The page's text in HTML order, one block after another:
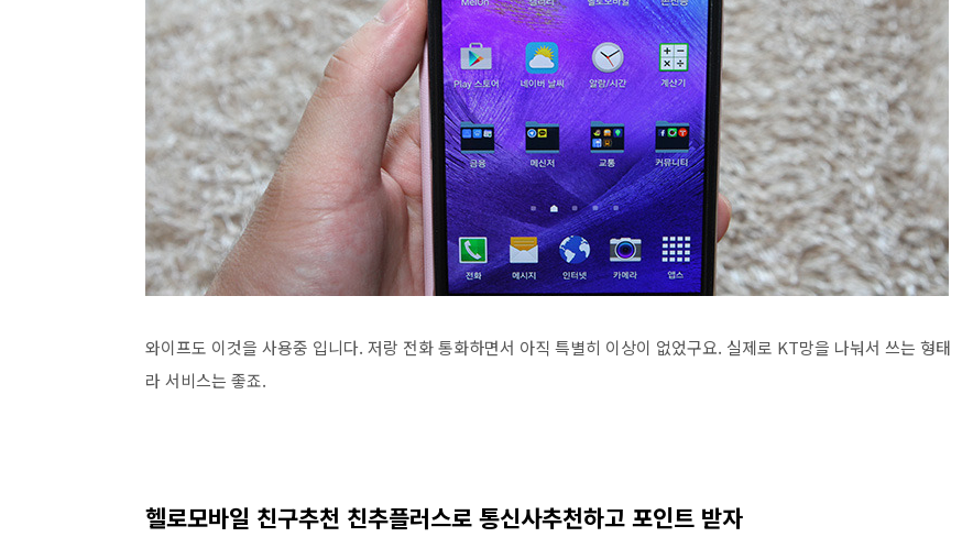
와이프도 이것을 사용중 입니다. 저랑 전화 통화하면서 아직 특별히 이상이 없었구요. 실제로 KT망을 나눠서 쓰는 형태
라 서비스는 좋죠.
헬로모바일 친구추천 친추플러스로 통신사추천하고 포인트 받자